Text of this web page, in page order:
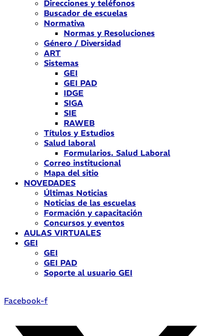
Direcciones y teléfonos
Buscador de escuelas
Normativa
Normas y Resoluciones
Género / Diversidad
ART
Sistemas
GEI
GEI PAD
IDGE
SIGA
SIE
RAWEB
Títulos y Estudios
Salud laboral
Formularios. Salud Laboral
Correo institucional
Mapa del sitio
NOVEDADES
Últimas Noticias
Noticias de las escuelas
Formación y capacitación
Concursos y eventos
AULAS VIRTUALES
GEI
GEI
GEI PAD
Soporte al usuario GEI
Facebook-f